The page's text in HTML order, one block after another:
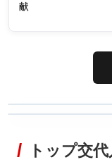
献
非鉄業界で
タックトレー
トップ交